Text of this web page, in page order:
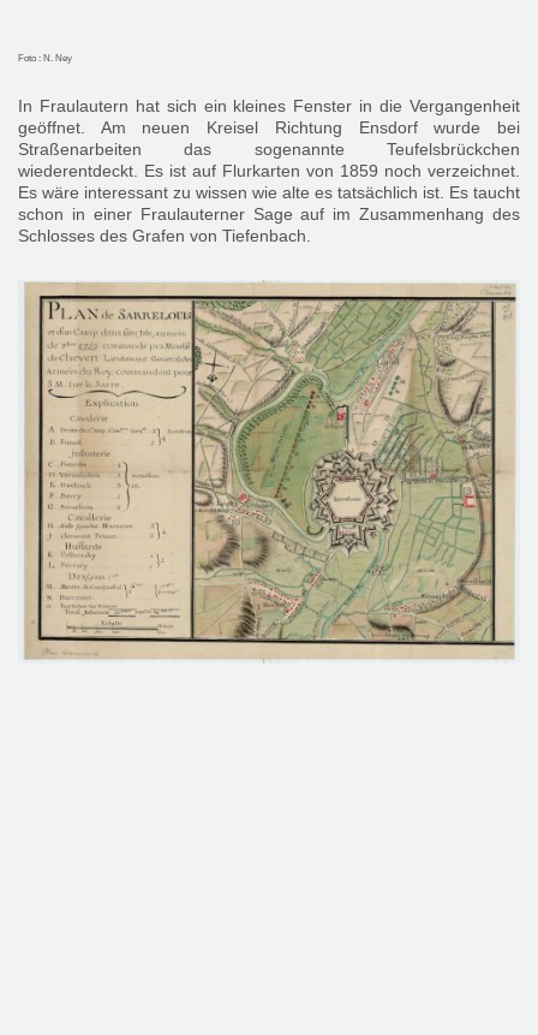
Foto : N. Ney
In Fraulautern hat sich ein kleines Fenster in die Vergangenheit
geöffnet. Am neuen Kreisel Richtung Ensdorf wurde bei
Straßenarbeiten das sogenannte Teufelsbrückchen
wiederentdeckt. Es ist auf Flurkarten von 1859 noch verzeichnet.
Es wäre interessant zu wissen wie alte es tatsächlich ist. Es taucht
schon in einer Fraulauterner Sage auf im Zusammenhang des
Schlosses des Grafen von Tiefenbach.